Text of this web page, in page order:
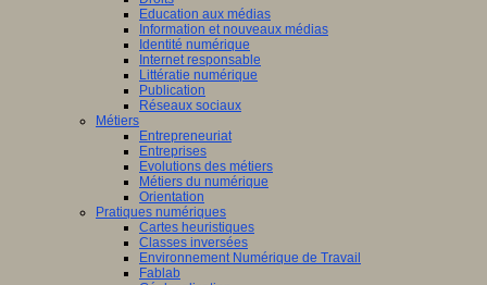
Education aux médias
Information et nouveaux médias
Identité numérique
Internet responsable
Littératie numérique
Publication
Réseaux sociaux
Métiers
Entrepreneuriat
Entreprises
Evolutions des métiers
Métiers du numérique
Orientation
Pratiques numériques
Cartes heuristiques
Classes inversées
Environnement Numérique de Travail
Fablab